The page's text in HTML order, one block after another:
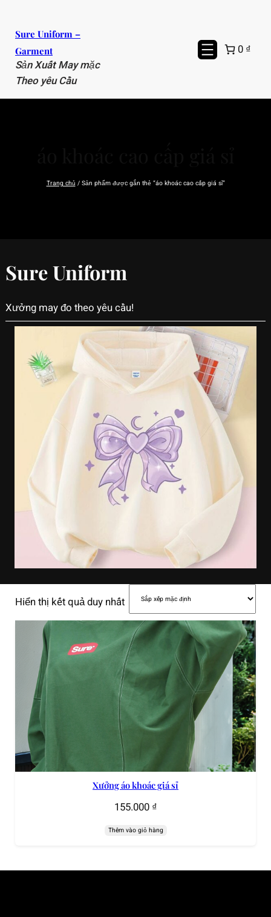
phần
dung
Sure Uniform –
Garment
Sản Xuất May mặc
Theo yêu Cầu
0 ₫
Trang chủ / Sản phẩm được gắn thẻ “áo khoác cao cấp giá sỉ”
Sure Uniform
Xưởng may đo theo yêu cầu!
Hiển thị kết quả duy nhất
Xưởng áo khoác giá sỉ
155.000 ₫
Thêm vào giỏ hàng